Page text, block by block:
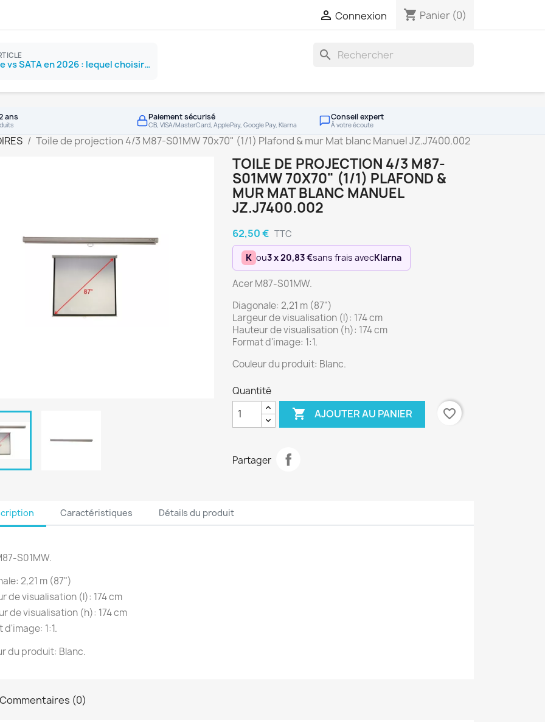
 Connexion shopping_cart Panier (0)
SSD NVMe vs SATA en 2026 : lequel choisir ?
search
ans Paiement sécurisé
CB, VISA/MasterCard, ApplePay, Google Pay, Klarna
Conseil expert
À votre écoute
Toile de projection 4/3 M87-S01MW 70x70" (1/1) Plafond & mur Mat blanc Manuel JZ.J7400.002
TOILE DE PROJECTION 4/3 M87-
S01MW 70X70" (1/1) PLAFOND &
MUR MAT BLANC MANUEL
JZ.J7400.002
62,50 € TTC
K ou3 x 20,83 €sans frais avecKlarna
Acer M87-S01MW.
Diagonale: 2,21 m (87")
Largeur de visualisation (l): 174 cm
Hauteur de visualisation (h): 174 cm
Format d'image: 1:1.
Couleur du produit: Blanc.
Quantité
 AJOUTER AU PANIER favorite_border
Partager
Caractéristiques Détails du produit
S01MW.
2,21 m (87")
de visualisation (l): 174 cm
de visualisation (h): 174 cm
d'image: 1:1.
du produit: Blanc.
(0)